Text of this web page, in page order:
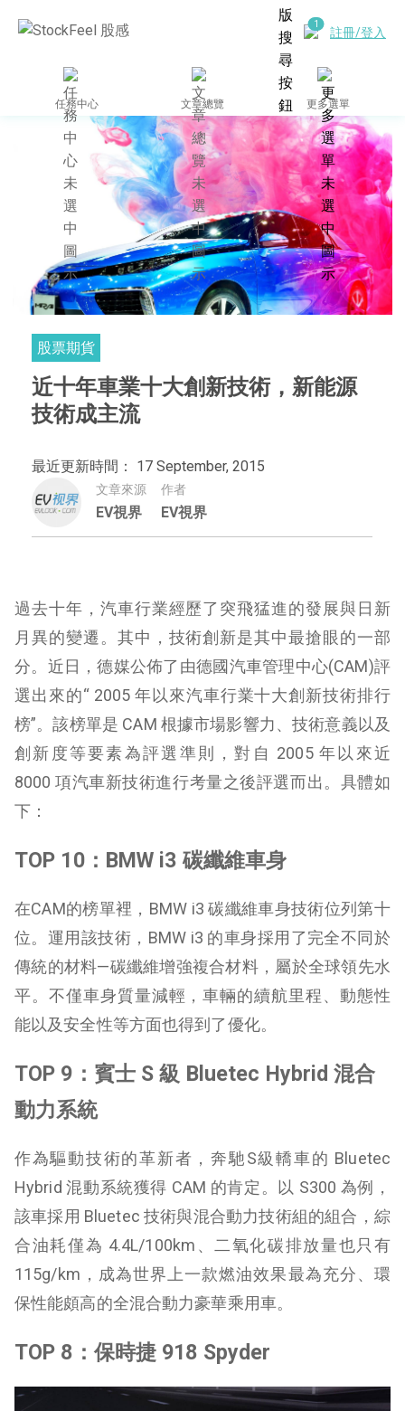
註冊/登入
任務中心 文章總覽 更多選單
股票期貨
近十年車業十大創新技術，新能源
技術成主流
最近更新時間： 17 September, 2015
文章來源
EV視界
作者
EV視界
過去十年，汽車行業經歷了突飛猛進的發展與日新
月異的變遷。其中，技術創新是其中最搶眼的一部
分。近日，德媒公佈了由德國汽車管理中心(CAM)評
選出來的“ 2005 年以來汽車行業十大創新技術排行
榜”。該榜單是 CAM 根據市場影響力、技術意義以及
創新度等要素為評選準則，對自 2005 年以來近
8000 項汽車新技術進行考量之後評選而出。具體如
下：
TOP 10：BMW i3 碳纖維車身
在CAM的榜單裡，BMW i3 碳纖維車身技術位列第十
位。運用該技術，BMW i3 的車身採用了完全不同於
傳統的材料—碳纖維增強複合材料，屬於全球領先水
平。不僅車身質量減輕，車輛的續航里程、動態性
能以及安全性等方面也得到了優化。
TOP 9：賓士 S 級 Bluetec Hybrid 混合
動力系統
作為驅動技術的革新者，奔馳S級轎車的 Bluetec
Hybrid 混動系統獲得 CAM 的肯定。以 S300 為例，
該車採用 Bluetec 技術與混合動力技術組的組合，綜
合油耗僅為 4.4L/100km、二氧化碳排放量也只有
115g/km，成為世界上一款燃油效果最為充分、環
保性能頗高的全混合動力豪華乘用車。
TOP 8：保時捷 918 Spyder